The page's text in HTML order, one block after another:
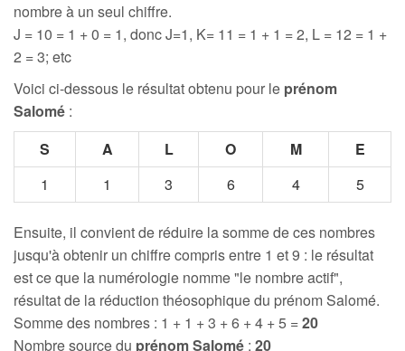
nombre à un seul chiffre.
J = 10 = 1 + 0 = 1, donc J=1, K= 11 = 1 + 1 = 2, L = 12 = 1 +
2 = 3; etc
Voici ci-dessous le résultat obtenu pour le prénom
Salomé :
S
A L O M
E
1
1 3 6 4 5
Ensuite, il convient de réduire la somme de ces nombres
jusqu'à obtenir un chiffre compris entre 1 et 9 : le résultat
est ce que la numérologie nomme "le nombre actif",
résultat de la réduction théosophique du prénom Salomé.
Somme des nombres : 1 + 1 + 3 + 6 + 4 + 5 =20
Nombre source du prénom Salomé : 20